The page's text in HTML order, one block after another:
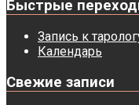
Быстрые
Запись к
Календарь
Свежие записи